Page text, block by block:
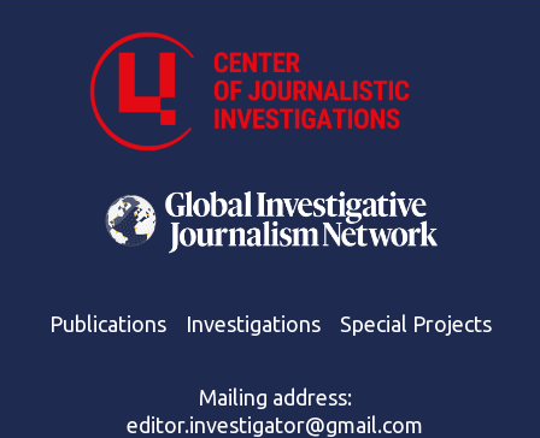
Publications Investigations Special Projects
Mailing address:
editor.investigator@gmail.com